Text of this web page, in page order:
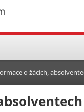
o žácích,